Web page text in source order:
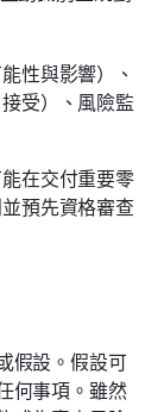
性與影響）、
受）、風險監
在交付重要零
預先資格審查
假設。假設可
何事項。雖然